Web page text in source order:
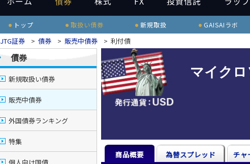
トップ 取扱い債券 新規取扱 GAISAIラボ
JTG証券 > 債券 > 販売中債券 > 利付債
マイク
商品概要 為替スプレッド チャ
債券
新規取扱い債券
販売中債券
外国債券ランキング
特集